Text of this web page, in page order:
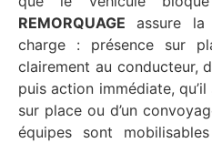
REMORQUAGE assure
charge : présence sur
clairement au conducteur,
puis action immédiate, qu’il
sur place ou d’un
équipes sont